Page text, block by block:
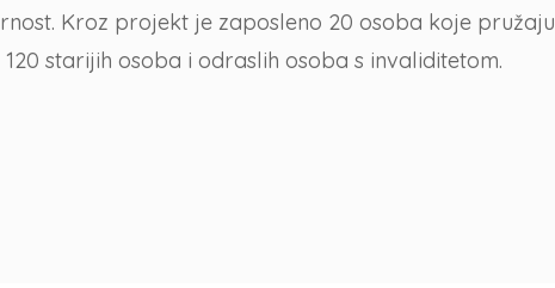
Kroz projekt je zaposleno 20 osoba koje pružaju
starijih osoba i odraslih osoba s invaliditetom.